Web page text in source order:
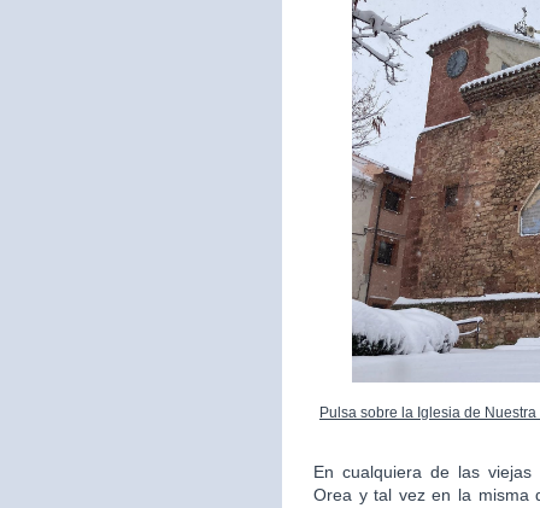
Pulsa sobre la Iglesia de
En cualquiera de las
Orea y tal vez en la misma